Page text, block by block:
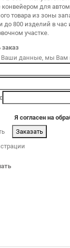
конвейером для
товара из зоны
до 800 изделий в час
участке.
Ваши данные, мы Вам
Я согласен на